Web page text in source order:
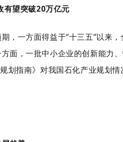
望突破20万亿元
，一方面得益于“十三五”以来
面，一批中小企业的创新能力
划指南》对我国石化产业规划